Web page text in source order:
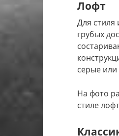
Лофт
Для стиля
грубых
серые
На фото
стиле